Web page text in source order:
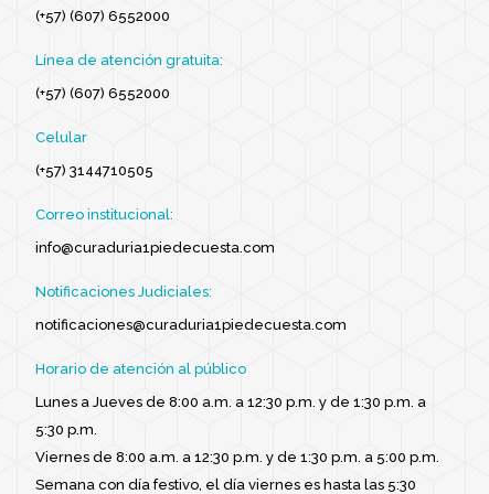
(+57) (607) 6552000
Línea de atención gratuita:
(+57) (607) 6552000
Celular
(+57) 3144710505
Correo institucional:
info@curaduria1piedecuesta.com
Notificaciones Judiciales:
notificaciones@curaduria1piedecuesta.com
Horario de atención al público
Lunes a Jueves de 8:00 a.m. a 12:30 p.m. y de 1:30 p.m. a
5:30 p.m.
Viernes de 8:00 a.m. a 12:30 p.m. y de 1:30 p.m. a 5:00 p.m.
Semana con día festivo, el día viernes es hasta las 5:30